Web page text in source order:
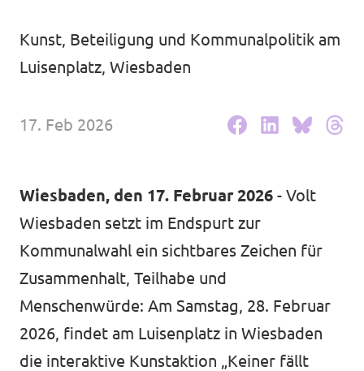
Volt in deinem Bundesland
Neuigkeiten
Unsere Events
Kommunalwahl 2026
Mache bei uns mit!
Leichte Sprache
Kunst, Beteiligung und Kommunalpolitik am
Luisenplatz, Wiesbaden
17. Feb 2026
Wiesbaden, den 17. Februar 2026 - Volt
Wiesbaden setzt im Endspurt zur
Kommunalwahl ein sichtbares Zeichen für
Zusammenhalt, Teilhabe und
Menschenwürde: Am Samstag, 28. Februar
2026, findet am Luisenplatz in Wiesbaden
die interaktive Kunstaktion „Keiner fällt